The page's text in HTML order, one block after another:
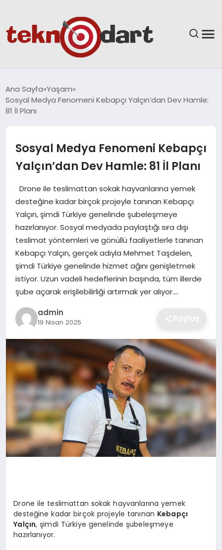
YAŞAM
EĞITIM
GÜNDEM
SPOR
EKONOMI
MAGAZIN
OTOMOBIL
TEKNOLOJI
Ana Sayfa Yaşam
Sosyal Medya Fenomeni Kebapçı Yalçın’dan Dev Hamle:
81 İl Planı
Sosyal Medya Fenomeni Kebapçı
Yalçın’dan Dev Hamle: 81 İl Planı
Drone ile teslimattan sokak hayvanlarına yemek
desteğine kadar birçok projeyle tanınan Kebapçı
Yalçın, şimdi Türkiye genelinde şubeleşmeye
hazırlanıyor. Sosyal medyada paylaştığı sıra dışı
teslimat yöntemleri ve gönüllü faaliyetlerle tanınan
Kebapçı Yalçın, gerçek adıyla Mehmet Taşdelen,
şimdi Türkiye genelinde hizmet ağını genişletmek
istiyor. Uzun vadeli hedeflerinin başında, tüm illerde
şube açarak erişilebilirliği artırmak yer alıyor….
admin
19 Nisan 2025
Drone ile teslimattan sokak hayvanlarına yemek
desteğine kadar birçok projeyle tanınan Kebapçı
Yalçın, şimdi Türkiye genelinde şubeleşmeye
hazırlanıyor.